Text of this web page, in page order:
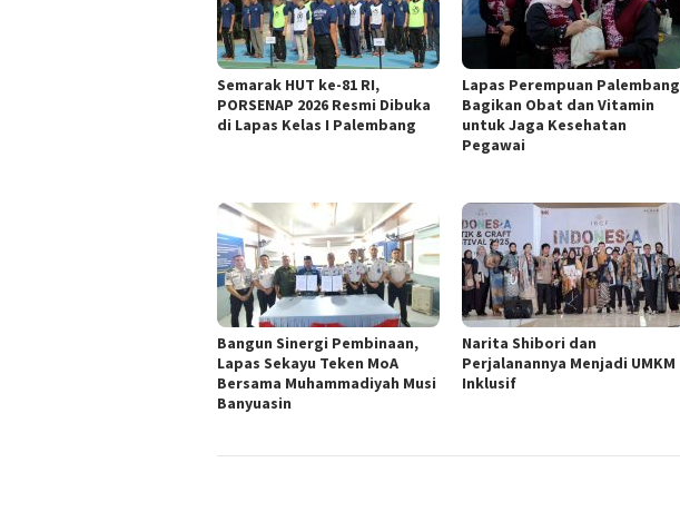
Semarak HUT ke-81 RI,
PORSENAP 2026 Resmi Dibuka
di Lapas Kelas I Palembang
Lapas Perempuan Palembang
Bagikan Obat dan Vitamin
untuk Jaga Kesehatan
Pegawai
Bangun Sinergi Pembinaan,
Lapas Sekayu Teken MoA
Bersama Muhammadiyah Musi
Banyuasin
Narita Shibori dan
Perjalanannya Menjadi UMKM
Inklusif